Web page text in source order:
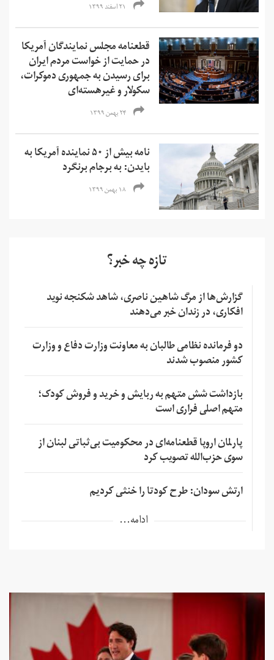
۲۱ اسفند ۱۳۹۹
قطعنامه مجلس نمایندگان آمریکا
در حمایت از خواست مردم ایران
برای رسیدن به جمهوری دموکرات،
سکولار و غیرهسته‌ای
۲۴ بهمن ۱۳۹۹
نامه بیش از ۵۰ نماینده آمریکا به
بایدن: به برجام برنگرد
۱۸ بهمن ۱۳۹۹
تازه چه خبر؟
گزارش‌ها از مرگ شاهین ناصری، شاهد شکنجه نوید
افکاری، در زندان خبر می‌دهند
دو فرمانده نظامی طالبان به معاونت وزارت دفاع و وزارت
کشور منصوب شدند
بازداشت شش متهم به ربایش و خرید و فروش کودک؛
متهم اصلی فراری است
پارلمان اروپا قطعنامه‌ای در محکومیت بی‌ثباتی لبنان از
سوی حزب‌الله تصویب کرد
ارتش سودان: طرح کودتا را خنثی کردیم
ادامه...